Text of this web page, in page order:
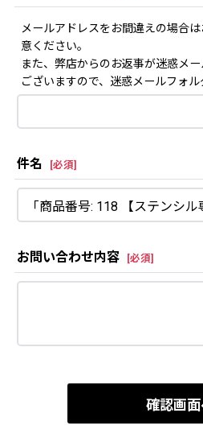
メールアドレスをお間違えの場合
意ください。
また、弊店からのお返事が迷惑メ
ございますので、迷惑メールフォル
件名 [必須]
お問い合わせ内容 [必須]
確認画